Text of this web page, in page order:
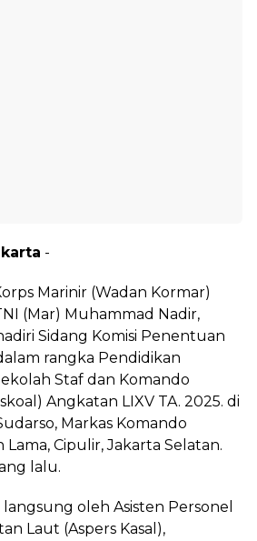
-
Marinir (Wadan Kormar)
(Mar) Muhammad Nadir,
Sidang Komisi Penentuan
rangka Pendidikan
Staf dan Komando
Angkatan LIXV TA. 2025. di
Markas Komando
Lama, Cipulir, Jakarta Selatan.
lalu.
oleh Asisten Personel
Laut (Aspers Kasal),